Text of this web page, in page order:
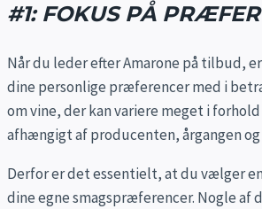
#1: FOKUS PÅ
Når du leder efter Amarone på tilbud,
dine personlige præferencer med i
om vine, der kan variere meget i
afhængigt af producenten, årgangen
Derfor er det essentielt, at du vælger
dine egne smagspræferencer. Nogle af